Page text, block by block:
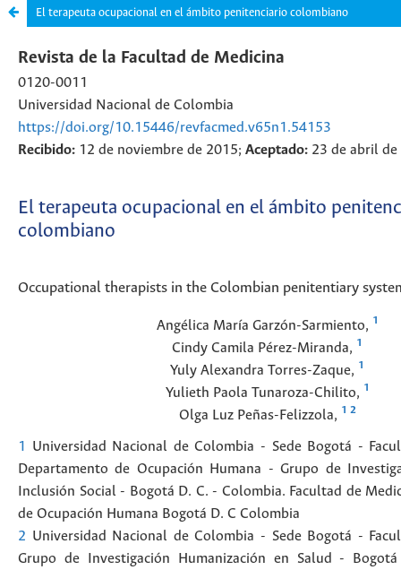
El terapeuta ocupacional en el ámbito penitenciario colombiano